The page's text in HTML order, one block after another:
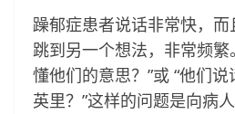
躁郁症患者说话非常快，
跳到另一个想法，非常频繁
懂他们的意思？”或 “他们
英里？”这样的问题是向病